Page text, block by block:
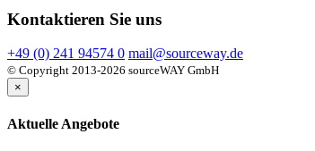
Kontaktieren Sie uns
+49 (0) 241 94574 0 mail@sourceway.de
© Copyright 2013-2026 sourceWAY GmbH
×
Aktuelle Angebote